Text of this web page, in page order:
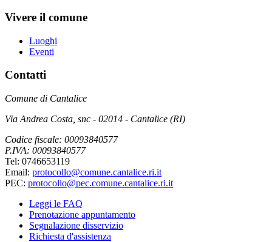
Vivere il comune
Luoghi
Eventi
Contatti
Comune di Cantalice
Via Andrea Costa, snc - 02014 - Cantalice (RI)
Codice fiscale: 00093840577
P.IVA: 00093840577
Tel: 0746653119
Email: protocollo@comune.cantalice.ri.it
PEC: protocollo@pec.comune.cantalice.ri.it
Leggi le FAQ
Prenotazione appuntamento
Segnalazione disservizio
Richiesta d'assistenza